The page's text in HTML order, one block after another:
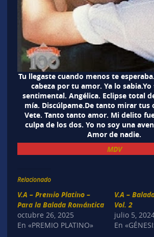
Tu llegaste cuando menos te
cabeza por tu amor. Ya lo
sentimental. Angélica. Eclipse total
mía. Discúlpame.De tanto mirar tus
Vete. Tanto tanto amor. Mi delito
culpa de los dos. Yo no soy una
Amor de nadie.
MDV
Relacionado
V.A – Premio Platino –
Para la Balada Romántica
octubre 26, 2025
En «PREMIO PLATINO»
V.A –
Vol. 2
julio 5,
En